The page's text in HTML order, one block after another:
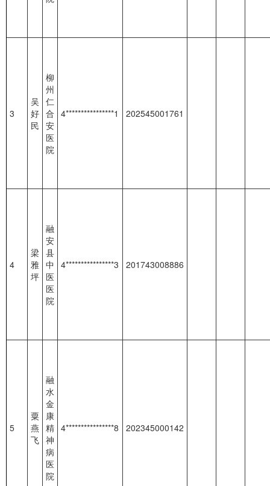
3
吴
好
民
柳
州
仁
合
安
医
院
4****************1 202545001761
4
梁
雅
坪
融
安
县
中
医
医
院
4****************3 201743008886
5
粟
燕
飞
融
水
金
康
精
神
病
医
院
4****************8 202345000142